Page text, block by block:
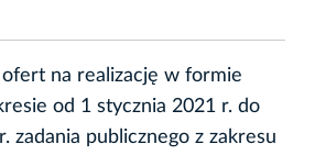
na realizację w formie
od 1 stycznia 2021 r. do
zadania publicznego z zakresu